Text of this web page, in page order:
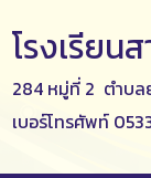
โรงเรียน
284 หมู่ที่ 2 ตำบล
เบอร์โทรศัพท์